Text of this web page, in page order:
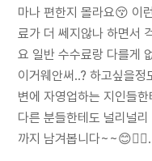
마나 편한지 몰라요😚 이
료가 더 쎄지않나 하면서
요 일반 수수료랑 다를게
이거웨안써..? 하고싶을정
변에 자영업하는 지인들한
다른 분들한테도 널리널리
까지 남겨봅니다